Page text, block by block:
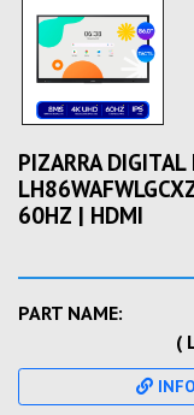
PIZARRA
60HZ | HDMI
PART NAME:
(